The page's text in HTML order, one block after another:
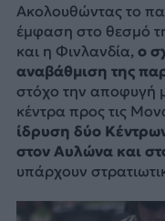
Ακολουθώντας το
έμφαση στο θεσμό
και η Φινλανδία, ο
αναβάθμιση της
στόχο την αποφυγή
κέντρα προς τις
ίδρυση δύο
στον Αυλώνα και
υπάρχουν